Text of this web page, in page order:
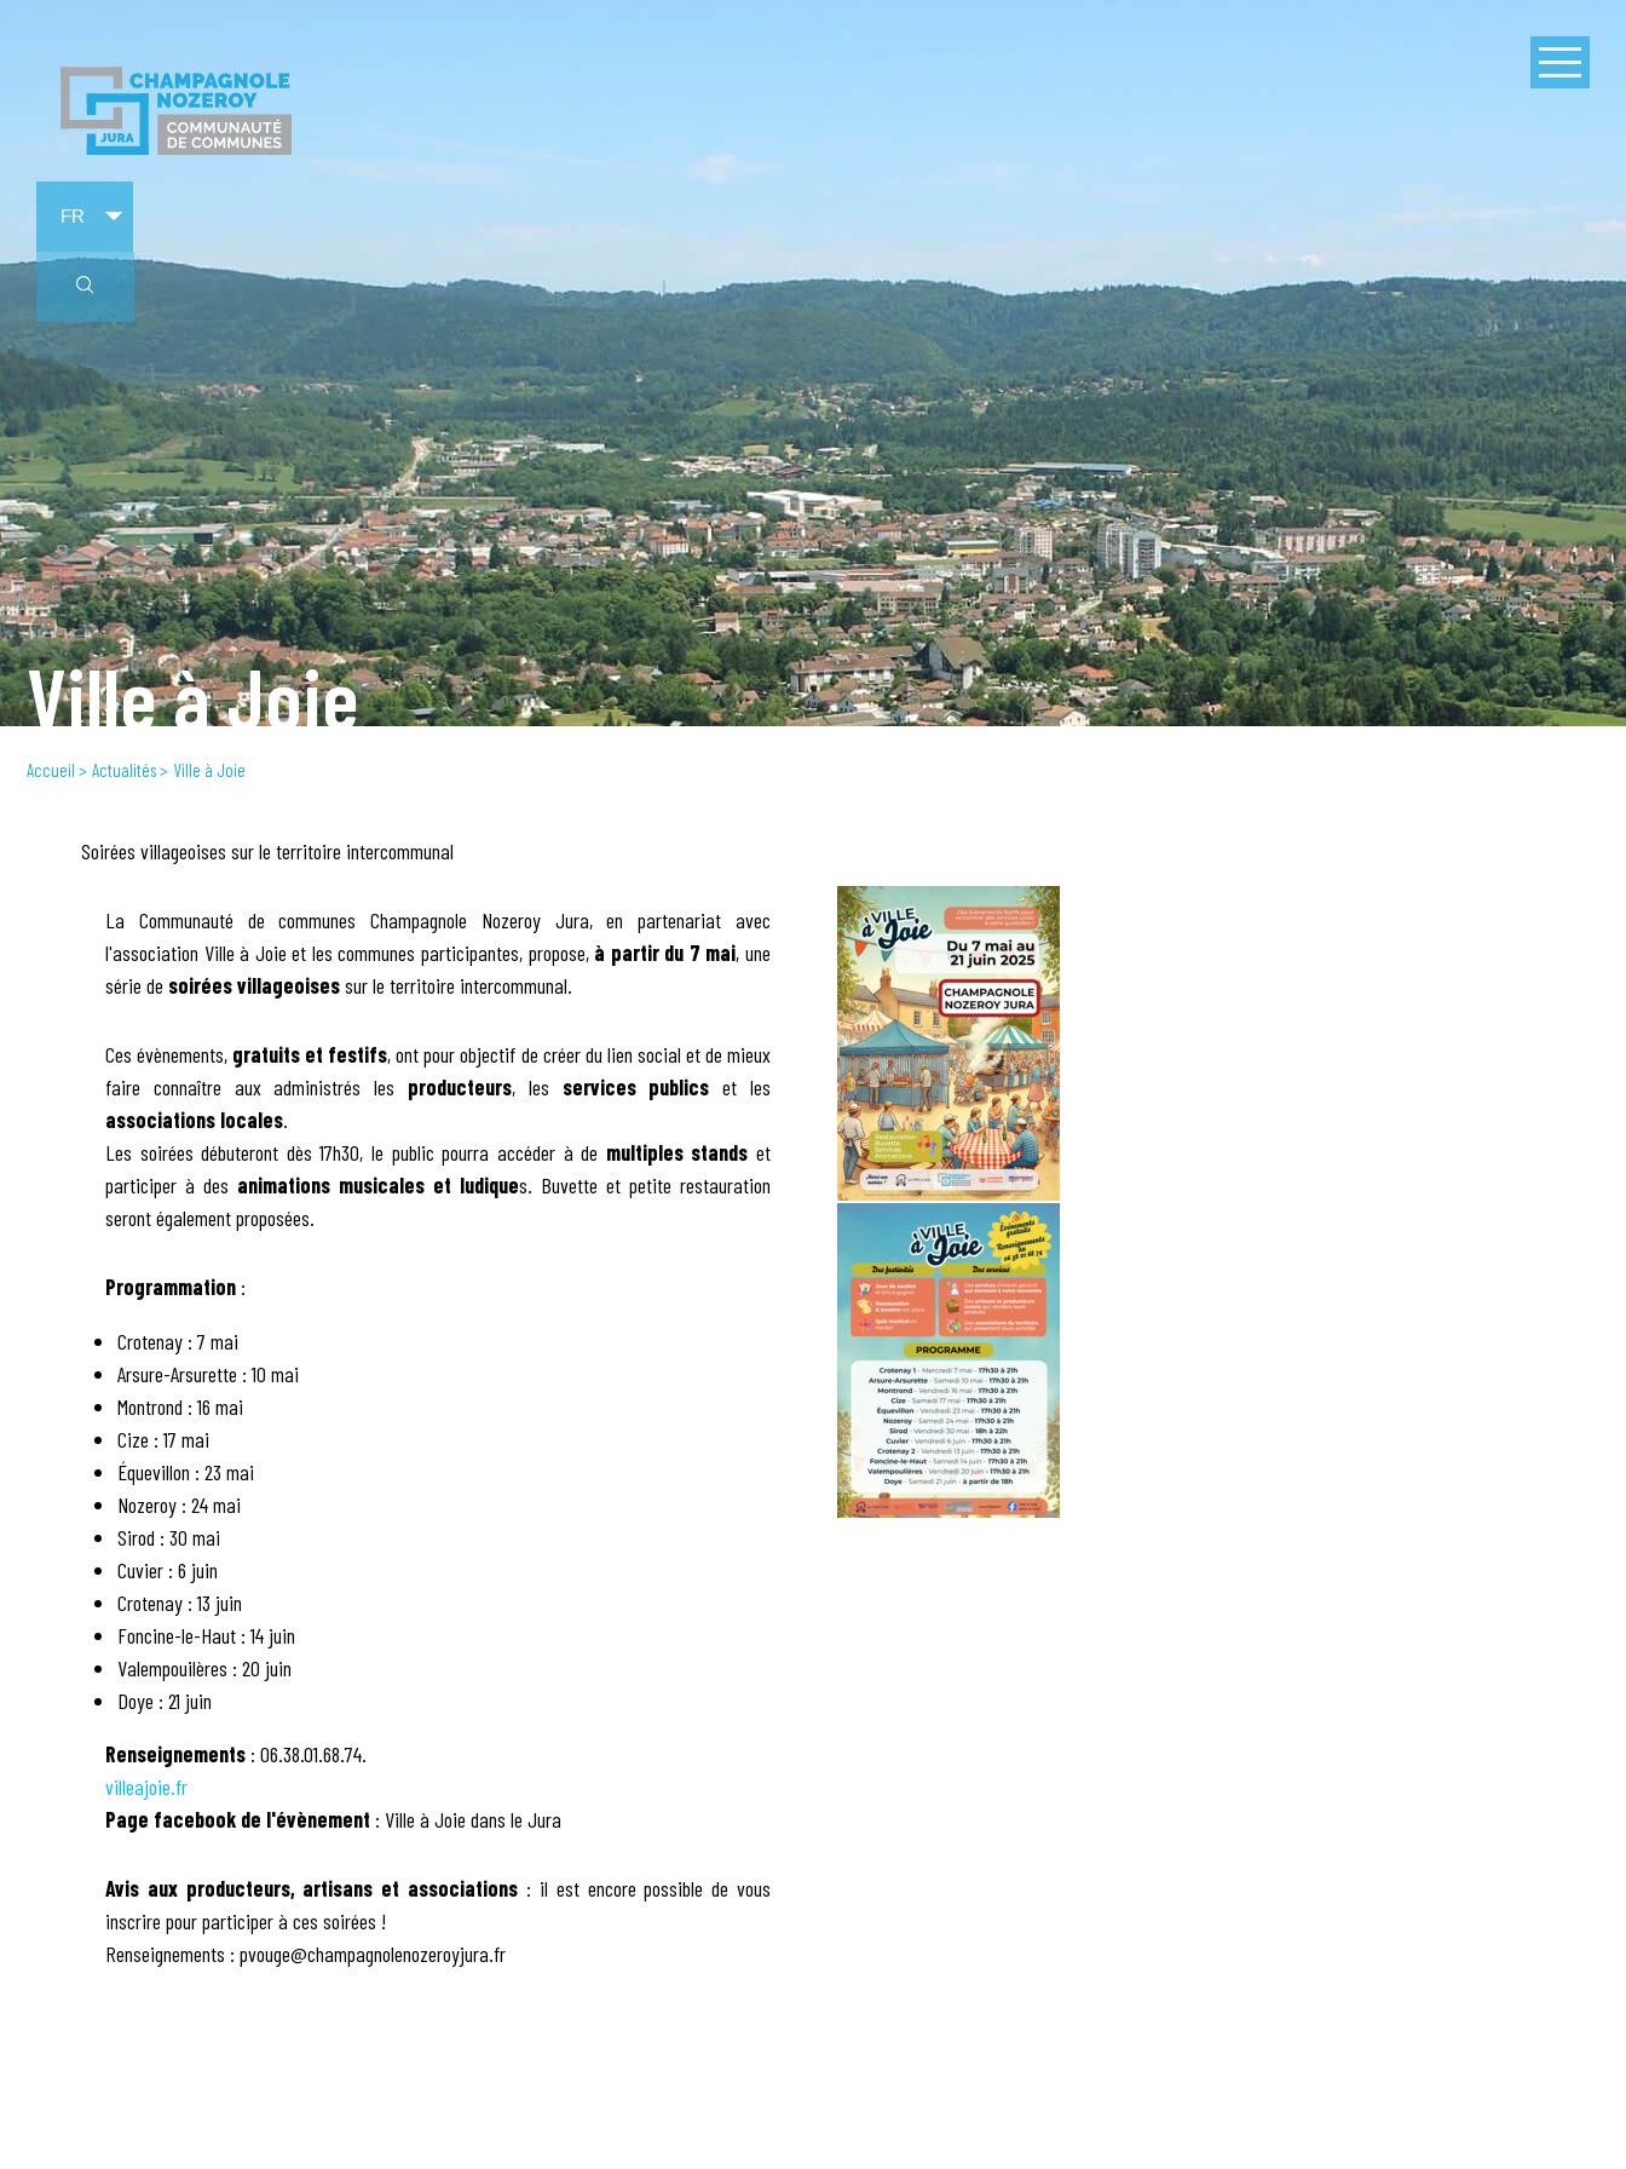
Ville à Joie
Accueil Actualités Ville à Joie
Soirées villageoises sur le territoire intercommunal
La Communauté de communes Champagnole Nozeroy Jura, en partenariat avec
l'association Ville à Joie et les communes participantes, propose, à partir du 7 mai, une
série de soirées villageoisessur le territoire intercommunal.
Ces évènements, gratuits et festifs, ont pour objectif de créer du lien social et de mieux
faire connaître aux administrés les producteurs, les services publics et les
associations locales.
Les soirées débuteront dès 17h30, le public pourra accéder à de multiples stands et
participer à des animations musicales et ludiques. Buvette et petite restauration
seront également proposées.
Programmation :
Crotenay : 7 mai
Arsure-Arsurette : 10 mai
Montrond : 16 mai
Cize : 17 mai
Équevillon : 23 mai
Nozeroy : 24 mai
Sirod : 30 mai
Cuvier : 6 juin
Crotenay : 13 juin
Foncine-le-Haut : 14 juin
Valempouilères : 20 juin
Doye : 21 juin
Renseignements : 06.38.01.68.74.
villeajoie.fr
Page facebook de l'évènement : Ville à Joie dans le Jura
Avis aux producteurs, artisans et associations : il est encore possible de vous
inscrire pour participer à ces soirées !
Renseignements : pvouge@champagnolenozeroyjura.fr